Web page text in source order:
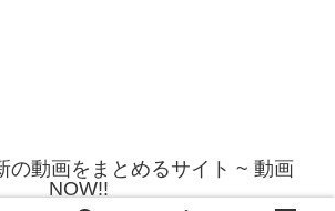
の動画をまとめるサイト ~ 動画
NOW!!